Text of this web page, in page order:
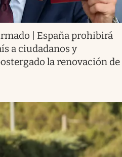
| España prohibirá
a ciudadanos y
la renovación de